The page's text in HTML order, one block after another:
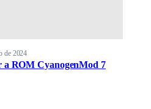
de 2024
ROM CyanogenMod 7